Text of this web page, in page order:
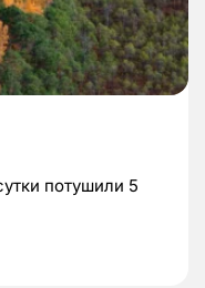
потушили 5